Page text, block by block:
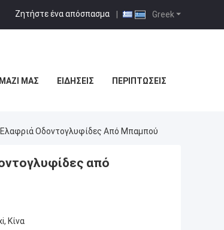
Greek
Ζητήστε ένα απόσπασμα |
ΜΑΣ ΕΙΔΉΣΕΙΣ ΠΕΡΙΠΤΏΣΕΙΣ
Οδοντογλυφίδες Από Μπαμπού
από
Κίνα